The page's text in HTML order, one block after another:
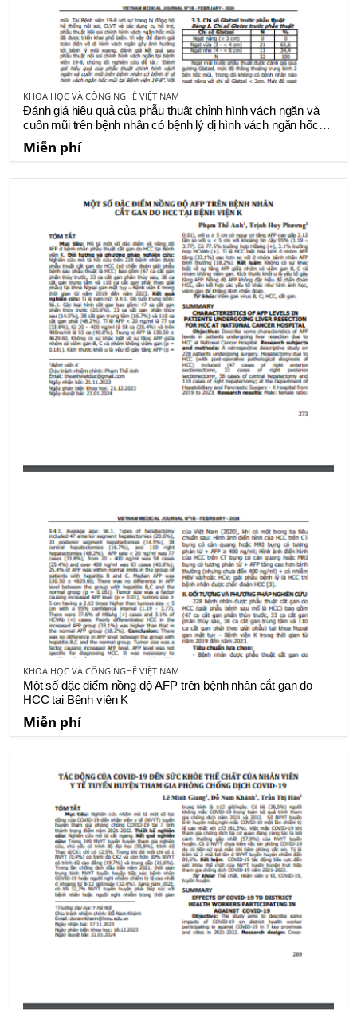
KHOA HỌC VÀ CÔNG NGHỆ VIỆT NAM
Đánh giá hiệu quả của phẫu thuật chỉnh hình vách ngăn và
cuốn mũi trên bệnh nhân có bệnh lý dị hình vách ngăn hốc
mũi tại Bệnh viện 19-8
Miễn phí
KHOA HỌC VÀ CÔNG NGHỆ VIỆT NAM
Một số đặc điểm nồng độ AFP trên bệnh nhân cắt gan do
HCC tại Bệnh viện K
Miễn phí